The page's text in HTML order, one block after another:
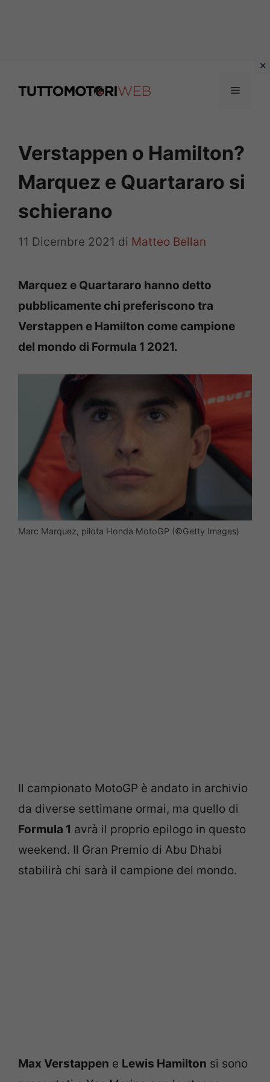
Menu
Verstappen o Hamilton?
Marquez e Quartararo si
schierano
11 Dicembre 2021 di Matteo Bellan
Marquez e Quartararo hanno detto
pubblicamente chi preferiscono tra
Verstappen e Hamilton come campione
del mondo di Formula 1 2021.
Marc Marquez, pilota Honda MotoGP (©Getty Images)
Il campionato MotoGP è andato in archivio
da diverse settimane ormai, ma quello di
Formula 1 avrà il proprio epilogo in questo
weekend. Il Gran Premio di Abu Dhabi
stabilirà chi sarà il campione del mondo.
Max Verstappen e Lewis Hamilton si sono